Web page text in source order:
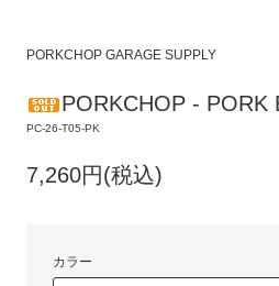
PORKCHOP GARAGE SUPPLY
PORKCHOP - PORK
PC-26-T05-PK
7,260円(税込)
カラー